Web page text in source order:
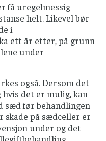
få uregelmessig
helt. Likevel bør
i
ett år etter, på grunn
under
også. Dersom det
det er mulig, kan
sæd før behandlingen
skade på sædceller er
under og det